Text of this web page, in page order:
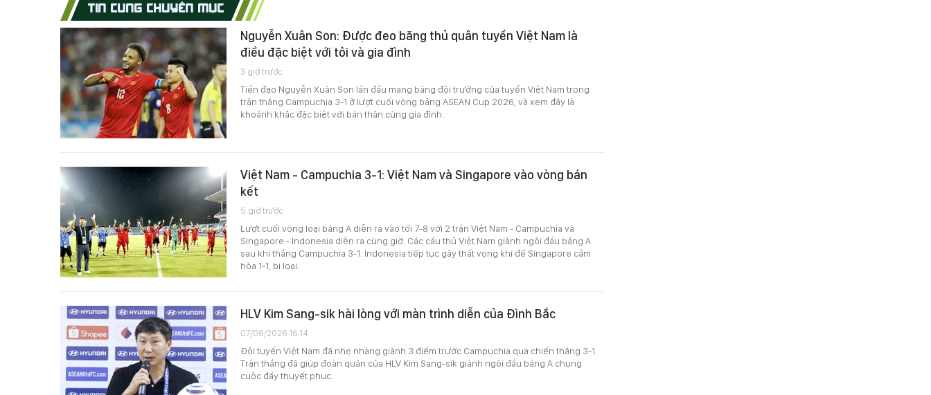
TIN CÙNG CHUYÊN MỤC
Nguyễn Xuân Son: Được đeo băng thủ quân tuyển Việt Nam là
điều đặc biệt với tôi và gia đình
3 giờ trước
Tiền đạo Nguyễn Xuân Son lần đầu mang băng đội trưởng của tuyển Việt Nam trong
trận thắng Campuchia 3-1 ở lượt cuối vòng bảng ASEAN Cup 2026, và xem đây là
khoảnh khắc đặc biệt với bản thân cùng gia đình.
Việt Nam - Campuchia 3-1: Việt Nam và Singapore vào vòng bán
kết
5 giờ trước
Lượt cuối vòng loại bảng A diễn ra vào tối 7-8 với 2 trận Việt Nam - Campuchia và
Singapore - Indonesia diễn ra cùng giờ. Các cầu thủ Việt Nam giành ngôi đầu bảng A
sau khi thắng Campuchia 3-1. Indonesia tiếp tục gây thất vọng khi để Singapore cầm
hòa 1-1, bị loại.
HLV Kim Sang-sik hài lòng với màn trình diễn của Đình Bắc
07/08/2026 16:14
Đội tuyển Việt Nam đã nhẹ nhàng giành 3 điểm trước Campuchia qua chiến thắng 3-1.
Trận thắng đã giúp đoàn quân của HLV Kim Sang-sik giành ngôi đầu bảng A chung
cuộc đầy thuyết phục.